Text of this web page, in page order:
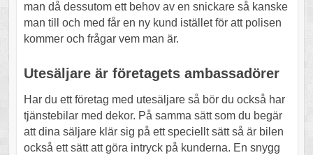
man då dessutom ett behov av en snickare så kanske
man till och med får en ny kund istället för att polisen
kommer och frågar vem man är.
Utesäljare är företagets ambassadörer
Har du ett företag med utesäljare så bör du också har
tjänstebilar med dekor. På samma sätt som du begär
att dina säljare klär sig på ett speciellt sätt så är bilen
också ett sätt att göra intryck på kunderna. En snygg